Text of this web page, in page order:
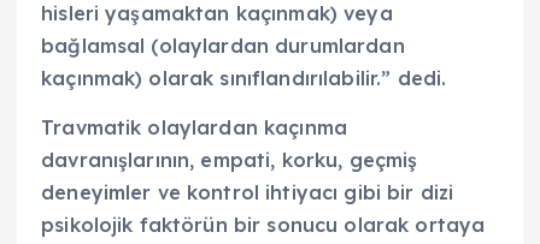
hisleri yaşamaktan kaçınmak) veya
bağlamsal (olaylardan durumlardan
kaçınmak) olarak sınıflandırılabilir.” dedi.
Travmatik olaylardan kaçınma
davranışlarının, empati, korku, geçmiş
deneyimler ve kontrol ihtiyacı gibi bir dizi
psikolojik faktörün bir sonucu olarak ortaya